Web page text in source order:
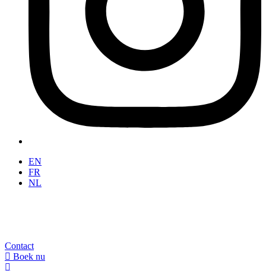
EN
FR
NL
Contact
Boek nu